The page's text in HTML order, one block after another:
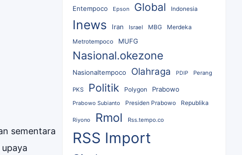
sementara
Entempoco Epson Global Indonesia
Inews Iran Israel MBG Merdeka
Metrotempoco MUFG
Nasional.okezone
Nasionaltempoco Olahraga PDIP Perang
PKS Politik Polygon Prabowo
Prabowo Subianto Presiden Prabowo Republika
Riyono Rmol Rss.tempo.co
RSS Import